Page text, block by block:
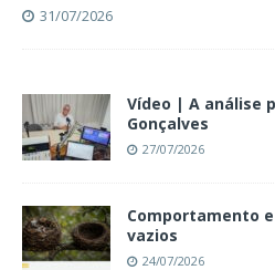
31/07/2026
Vídeo | A análise
Gonçalves
27/07/2026
Comportamento
vazios
24/07/2026